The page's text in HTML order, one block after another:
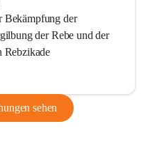
Bekämpfung der
der Rebe und der
Rebzikade
sehen